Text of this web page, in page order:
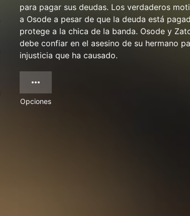
para pagar sus deudas. Los verdaderos
a Osode a pesar de que la deuda está
protege a la chica de la banda. Osode y
debe confiar en el asesino de su hermano
injusticia que ha causado.
Opciones